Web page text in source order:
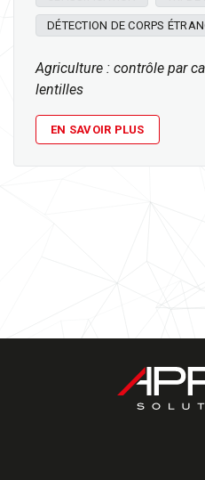
DÉTECTION DE CORPS
Agriculture : contrôle par
lentilles
EN SAVOIR PLUS